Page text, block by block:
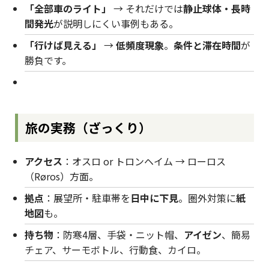
「全部車のライト」 → それだけでは静止球体・長時
間発光が説明しにくい事例もある。
「行けば見える」 →低頻度現象。 条件と滞在時間が
勝負です。
旅の実務（ざっくり）
アクセス ：オスロ or トロンヘイム → ローロス
（Røros）方面。
拠点 ：展望所・駐車帯を日中に下見。圏外対策に紙
地図も。
持ち物 ：防寒4層、手袋・ニット帽、 アイゼン、簡易
チェア、サーモボトル、行動食、カイロ。